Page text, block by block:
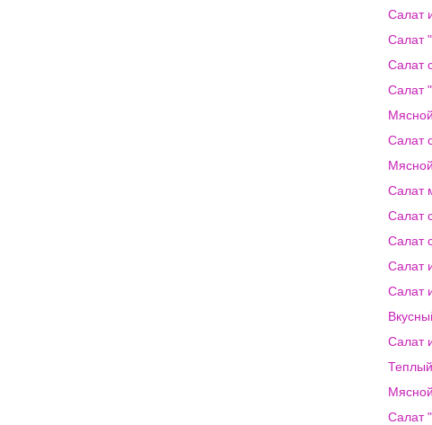
Салат
Салат
Салат
Салат
Салат
Салат
Салат
Салат
Салат
Салат
Салат
Салат